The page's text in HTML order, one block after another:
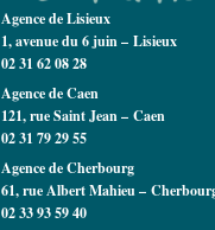
Agence de Lisieux
1, avenue du 6 juin – Lisieux
02 31 62 08 28
Agence de Caen
121, rue Saint Jean –Caen
02 31 79 29 55
Agence de Cherbourg
61, rue Albert Mahieu –
02 33 93 59 40